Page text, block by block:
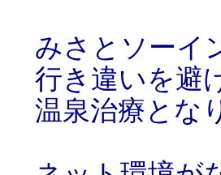
みさとソーイ
行き違いを避
温泉治療とな